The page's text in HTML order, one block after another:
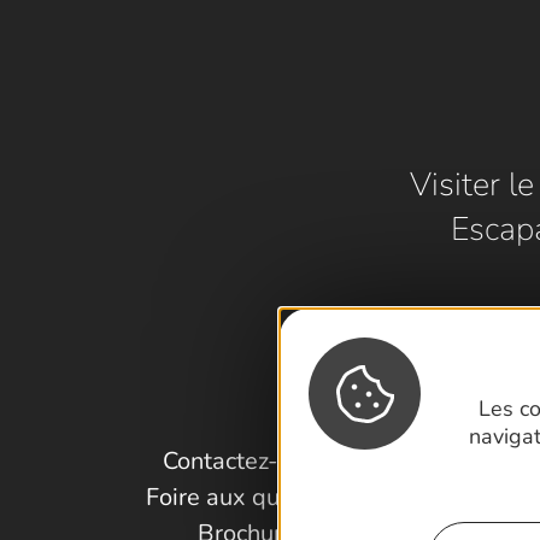
Les
Visiter
Contactez-nous !
Foire aux questions
Brochures